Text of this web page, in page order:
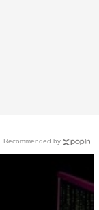
Recommended by